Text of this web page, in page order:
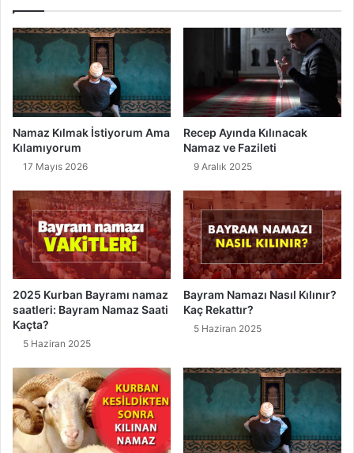
v
f
i
l
e
m
a
z
K
ı
n
ı
ı
ı
,
K
ç
R
e
k
a
t
t
ı
r
Namaz Kılmak İstiyorum Ama
Kılamıyorum
17 Mayıs 2026
Recep Ayında Kılınacak
Namaz ve Fazileti
9 Aralık 2025
2025 Kurban Bayramı namaz
saatleri: Bayram Namaz Saati
Kaçta?
5 Haziran 2025
Bayram Namazı Nasıl Kılınır?
Kaç Rekattır?
5 Haziran 2025